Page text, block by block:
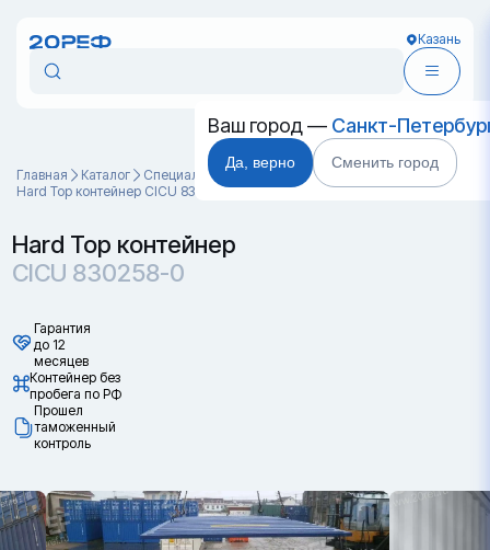
Казань
Ваш город — Санкт-
Да, верно Сменить город
Главная Каталог
Специальные контейнеры
Hard Top контейнер CICU 830258-0
Hard Top контейнер
CICU 830258-0
Гарантия
до 12
месяцев
Контейнер без
пробега по РФ
Прошел
таможенный
контроль